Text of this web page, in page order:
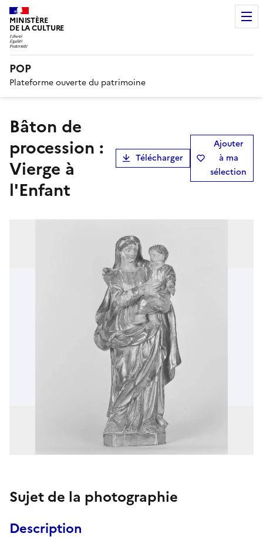
MINISTÈRE
DE LA CULTURE
POP
Plateforme ouverte du patrimoine
bâton de
procession :
Vierge à
l'Enfant
Télécharger
Ajouter
à ma
sélection
Sujet de la photographie
Description